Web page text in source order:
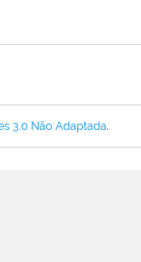
3.0 Não Adaptada.